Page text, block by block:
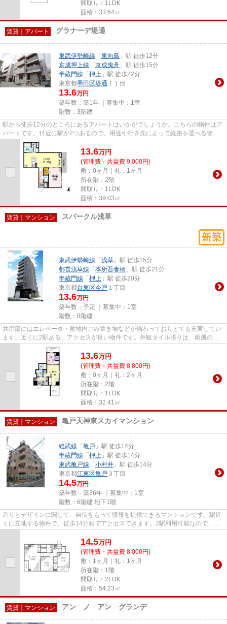
間取り：1LDK
面積：33.64㎡
賃貸｜アパート グラナーデ堤通
東武伊勢崎線 「 東向島 」駅 徒歩12分
京成押上線 「 京成曳舟 」駅 徒歩15分
半蔵門線 「 押上 」駅 徒歩22分
東京都墨田区堤通 １丁目
13.6万円
築年数：築1年 ｜募集中： 1室
階数：3階建
駅から徒歩12分のところにあるアパートはいかがでしょうか。こちらの物件はア
パートです。付近に駅が2つあるので、用途や行き先によって経路を選べる物件
です。敷地内ごみ置き場がある...
13.6万円
(管理費・共益費 9,000円)
敷：0ヶ月｜礼：1ヶ月
所在階：2階
間取り：1LDK
面積：39.03㎡
賃貸｜マンション スパークル浅草
東武伊勢崎線 「 浅草 」駅 徒歩15分
都営浅草線 「 本所吾妻橋 」駅 徒歩21分
半蔵門線 「 押上 」駅 徒歩20分
東京都台東区今戸 １丁目
13.6万円
築年数：予定 ｜募集中： 1室
階数：8階建
共用部にはエレベータ・敷地内ごみ置き場などが備わっておりとても充実してい
ます。近くに2駅ある、アクセスが良い物件です。外観タイル張りは、雨風の侵
入を防ぎ骨組みを守ってくれま...
13.6万円
(管理費・共益費 8,800円)
敷：0ヶ月｜礼：2ヶ月
所在階：2階
間取り：1LDK
面積：32.41㎡
賃貸｜マンション 亀戸天神東スカイマンション
総武線 「 亀戸 」駅 徒歩14分
半蔵門線 「 押上 」駅 徒歩14分
東武亀戸線 「 小村井 」駅 徒歩14分
東京都江東区亀戸 ３丁目
14.5万円
築年数：築36年 ｜募集中： 1室
階数：6階建 地下1階
造りとデザインに関して、自信をもって情報を提供できるマンションです。駅近
くに立地する物件で、徒歩14分程でアクセスできます。2駅利用可能なので、用
14.5万円
(管理費・共益費 8,000円)
敷：1ヶ月｜礼：1ヶ月
所在階：1階
間取り：2LDK
面積：54.23㎡
賃貸｜マンション アン ノ アン グランデ